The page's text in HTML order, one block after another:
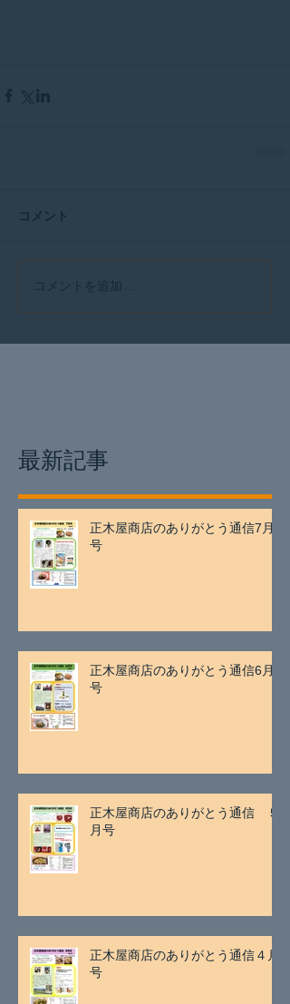
コメント
コメントを追加…
最新記事
正木屋商店のありがとう通信7月
号
正木屋商店のありがとう通信6月
号
正木屋商店のありがとう通信 ５
月号
正木屋商店のありがとう通信４月
号